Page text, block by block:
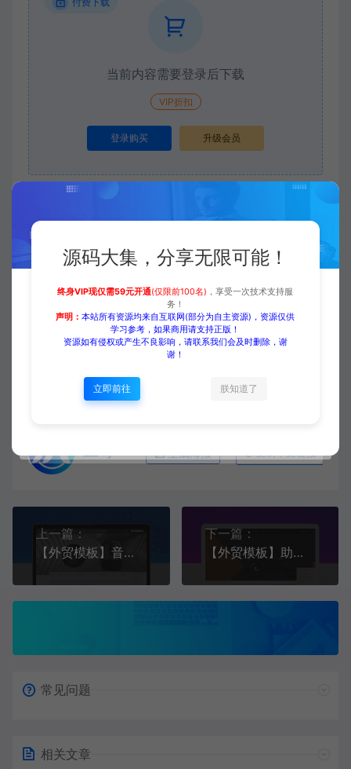
当前内容需要登录后下载
VIP折扣
登录购买 升级会员
【外贸模板】五金及仪器设备行
业 深灰款 响应式模板静态html文件
https://www.yuanmadaji.com/5874.html
二哥 生成海报
上一篇：
【外贸模板】音频设备及家用电器 黑白灰 响应式模板静态html文件
下一篇：
【外贸模板】助力自行车及运动器材行业 深灰款 响应式模板静态html文件
常见问题
相关文章
源码大集，分享无限可能！
终身VIP现仅需59元开通(仅限前100名) ，享受一次技术支持服
务！
声明：本站所有资源均来自互联网(部分为自主资源)，资源仅供
学习参考，如果商用请支持正版！
资源如有侵权或产生不良影响，请联系我们会及时删除，谢
谢！
立即前往 朕知道了